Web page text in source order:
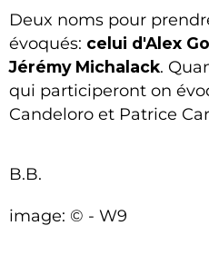
Deux noms pour
évoqués: celui d'Alex
Jérémy Michalack.
qui participeront on
Candeloro et Patrice
B.B.
image: © - W9